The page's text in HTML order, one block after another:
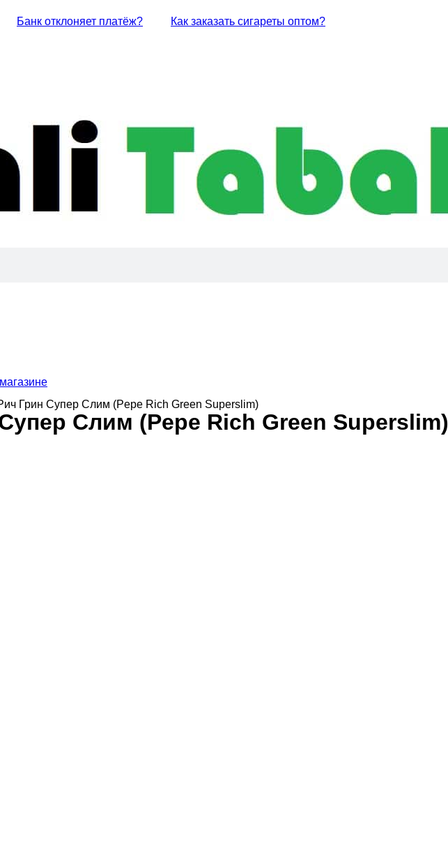
Банк отклоняет платёж? Как заказать сигареты оптом?
Грин Супер Слим (Pepe Rich Green Superslim)
Слим (Pepe Rich Green Superslim)